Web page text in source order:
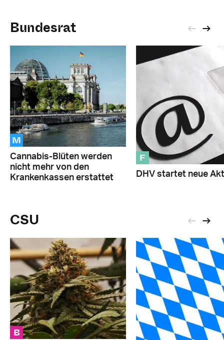
Bundesrat
M
Cannabis-Blüten werden
nicht mehr von den
Krankenkassen erstattet
F
DHV startet neue
CSU
B